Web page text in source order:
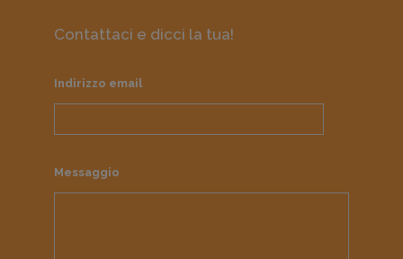
Contattaci e dicci la tua!
Indirizzo email
Messaggio